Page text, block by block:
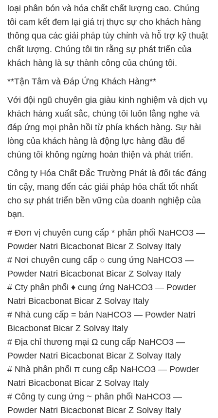
loại phân bón và hóa chất chất lượng cao. Chúng
tôi cam kết đem lại giá trị thực sự cho khách hàng
thông qua các giải pháp tùy chỉnh và hỗ trợ kỹ thuật
chất lượng. Chúng tôi tin rằng sự phát triển của
khách hàng là sự thành công của chúng tôi.
**Tận Tâm và Đáp Ứng Khách Hàng**
Với đội ngũ chuyên gia giàu kinh nghiệm và dịch vụ
khách hàng xuất sắc, chúng tôi luôn lắng nghe và
đáp ứng mọi phản hồi từ phía khách hàng. Sự hài
lòng của khách hàng là động lực hàng đầu để
chúng tôi không ngừng hoàn thiện và phát triển.
Công ty Hóa Chất Đắc Trường Phát là đối tác đáng
tin cậy, mang đến các giải pháp hóa chất tốt nhất
cho sự phát triển bền vững của doanh nghiệp của
bạn.
# Đơn vị chuyên cung cấp * phân phối NaHCO3 —
Powder Natri Bicacbonat Bicar Z Solvay Italy
# Nơi chuyên cung cấp ○ cung ứng NaHCO3 —
Powder Natri Bicacbonat Bicar Z Solvay Italy
# Cty phân phối ♦ cung ứng NaHCO3 — Powder
Natri Bicacbonat Bicar Z Solvay Italy
# Nhà cung cấp = bán NaHCO3 — Powder Natri
Bicacbonat Bicar Z Solvay Italy
# Địa chỉ thương mại Ω cung cấp NaHCO3 —
Powder Natri Bicacbonat Bicar Z Solvay Italy
# Nhà phân phối π cung cấp NaHCO3 — Powder
Natri Bicacbonat Bicar Z Solvay Italy
# Công ty cung ứng ~ phân phối NaHCO3 —
Powder Natri Bicacbonat Bicar Z Solvay Italy